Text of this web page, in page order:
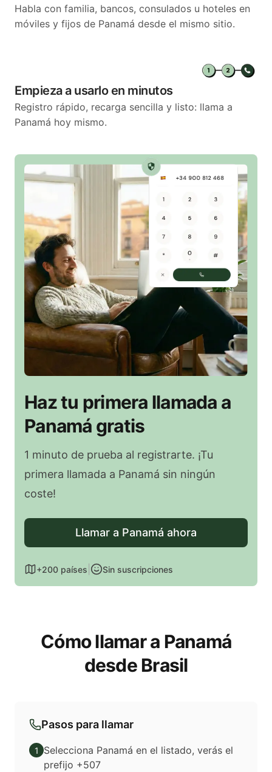
Habla con familia, bancos, consulados u hoteles en
móviles y fijos de Panamá desde el mismo sitio.
Empieza a usarlo en minutos
Registro rápido, recarga sencilla y listo: llama a
Panamá hoy mismo.
Haz tu primera llamada a
Panamá gratis
1 minuto de prueba al registrarte. ¡Tu
primera llamada a Panamá sin ningún
coste!
Llamar a Panamá ahora
+200 países Sin suscripciones
Cómo llamar a Panamá
desde Brasil
Pasos para llamar
1
Selecciona Panamá en el listado, verás el
prefijo +507